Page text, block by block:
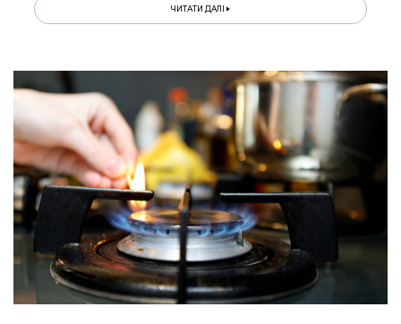
ЧИТАТИ ДАЛІ